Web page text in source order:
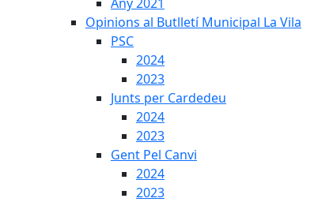
Opinions al Butlletí Municipal La Vila
PSC
2024
2023
Junts per Cardedeu
2024
2023
Gent Pel Canvi
2024
2023